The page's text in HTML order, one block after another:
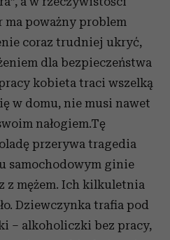
ma poważny problem
coraz trudniej ukryć,
dla bezpieczeństwa
kobieta traci wszelką
w domu, nie musi nawet
nałogiem.Tę
przerywa tragedia
samochodowym ginie
z mężem. Ich kilkuletnia
Dziewczynka trafia pod
– alkoholiczki bez pracy,